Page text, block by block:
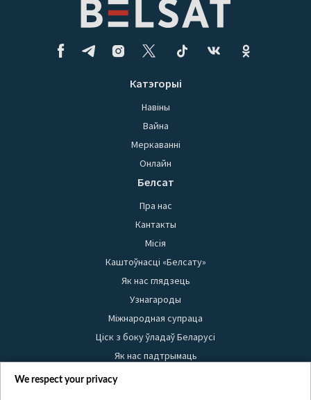
Катэгорыі
Навіны
Вайна
Меркаванні
Онлайн
Белсат
Пра нас
Кантакты
Місія
Каштоўнасці «Белсату»
Як нас глядзець
Узнагароды
Міжнародная супраца
Ціск з боку ўладаў Беларусі
Як нас падтрымаць
Правілы выкарыстання матэрыялаў
We respect your privacy